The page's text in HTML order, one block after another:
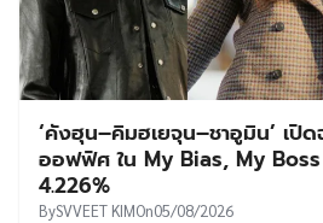
‘คังฮุน–คิมฮเยจุน–ชาอูมิน’ เปิ
ออฟฟิศ ใน My Bias, My
4.226%
BySVVEET KIMOn05/08/2026